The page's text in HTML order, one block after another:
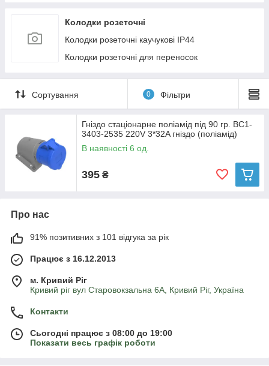
Колодки розеточні
Колодки розеточні каучукові IP44
Колодки розеточні для переносок
Сортування 0 Фільтри
Гніздо стаціонарне поліамід під 90 гр. BC1-
3403-2535 220V 3*32A гніздо (поліамід)
В наявності 6 од.
395 ₴
Про нас
91% позитивних з 101 відгука за рік
Працює з 16.12.2013
м. Кривий Ріг
Кривий ріг вул Старовокзальна 6А, Кривий Ріг, Україна
Контакти
Сьогодні працює з 08:00 до 19:00
Показати весь графік роботи